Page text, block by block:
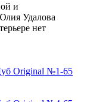
и
Удалова
нет
Original №1-65